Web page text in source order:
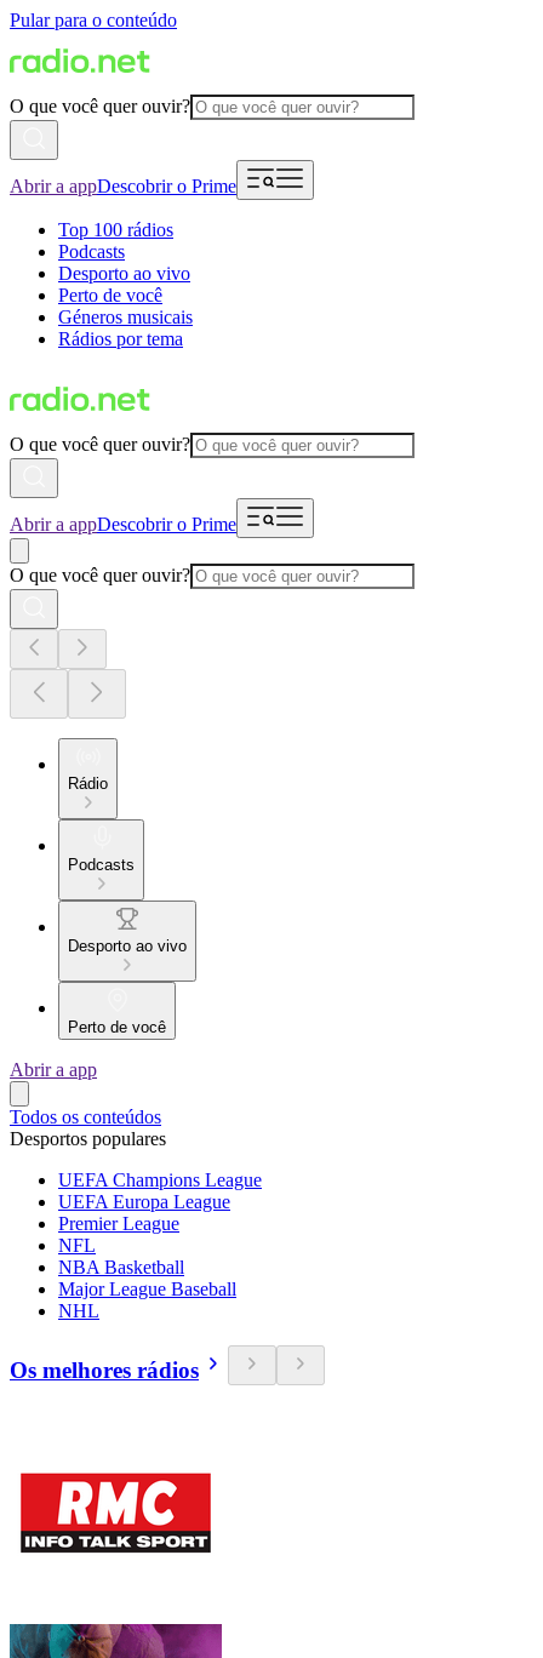
Pular para o conteúdo
O que você quer ouvir?
Abrir a appDescobrir o Prime
Top 100 rádios
Podcasts
Desporto ao vivo
Perto de você
Géneros musicais
Rádios por tema
O que você quer ouvir?
Abrir a appDescobrir o Prime
O que você quer ouvir?
Rádio
Podcasts
Desporto ao vivo
Perto de você
Abrir a app
Todos os conteúdos
Desportos populares
UEFA Champions League
UEFA Europa League
Premier League
NFL
NBA Basketball
Major League Baseball
NHL
Os melhores rádios